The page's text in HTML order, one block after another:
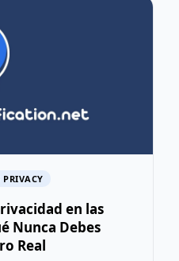
en las
Nunca Debes
Real